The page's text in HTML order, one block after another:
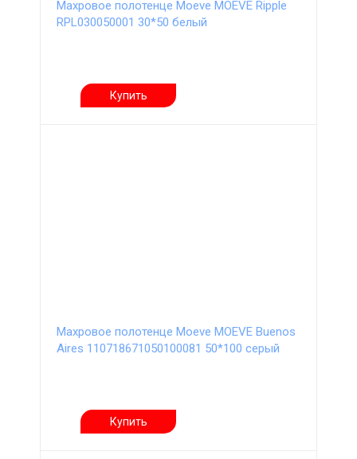
Махровое полотенце Moeve MOEVE Ripple
RPL030050001 30*50 белый
Купить
Махровое полотенце Moeve MOEVE Buenos
Aires 110718671050100081 50*100 серый
Купить